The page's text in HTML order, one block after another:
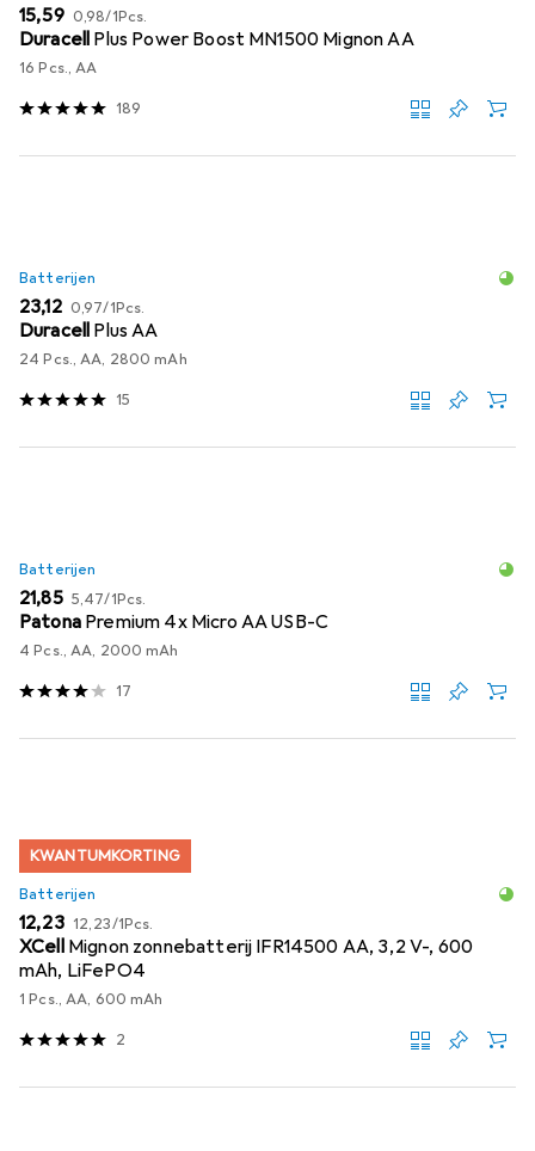
EUR
15,59 EUR
0,98/1Pcs.
Duracell Plus Power Boost MN1500 Mignon AA
16 Pcs., AA
189
Batterijen
EUR
23,12 EUR
0,97/1Pcs.
Duracell Plus AA
24 Pcs., AA, 2800 mAh
15
Batterijen
EUR
21,85 EUR
5,47/1Pcs.
Patona Premium 4x Micro AA USB-C
4 Pcs., AA, 2000 mAh
17
KWANTUMKORTING
Batterijen
EUR
12,23 EUR
12,23/1Pcs.
XCell Mignon zonnebatterij IFR14500 AA, 3,2 V-, 600
mAh, LiFePO4
1 Pcs., AA, 600 mAh
2